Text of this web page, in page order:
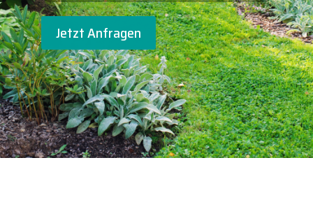
Jetzt Anfragen